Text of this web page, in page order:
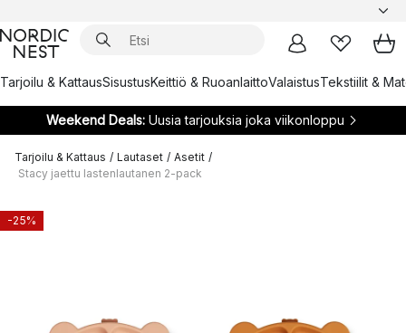
Tarjoilu & KattausSisustusKeittiö & RuoanlaittoValaistusTekstiilit &
Weekend Deals:Uusia tarjouksia joka viikonloppu
Tarjoilu & Kattaus / Lautaset / Asetit /
Stacy jaettu lastenlautanen 2-pack
-25%